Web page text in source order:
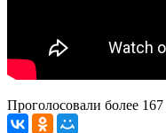
Проголосовали более 167